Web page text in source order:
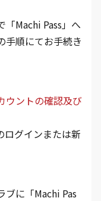
「Machi Pass」へ
手順にてお手続き
ントの確認及び
グインまたは新
に「Machi Pas